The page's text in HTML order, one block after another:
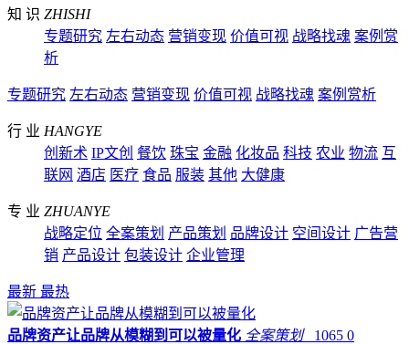
知 识 ZHISHI
专题研究 左右动态 营销变现 价值可视 战略找魂 案例赏
析
专题研究 左右动态 营销变现 价值可视 战略找魂 案例赏析
行 业 HANGYE
创新术 IP文创 餐饮 珠宝 金融 化妆品 科技 农业 物流 互
联网 酒店 医疗 食品 服装 其他 大健康
专 业 ZHUANYE
战略定位 全案策划 产品策划 品牌设计 空间设计 广告营
销 产品设计 包装设计 企业管理
最新 最热
品牌资产让品牌从模糊到可以被量化 全案策划 1065 0